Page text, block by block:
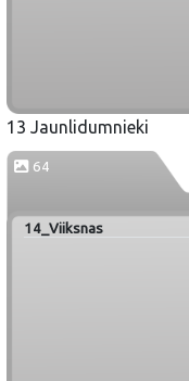
13 Jaunlidumnieki
64
14_Viiksnas